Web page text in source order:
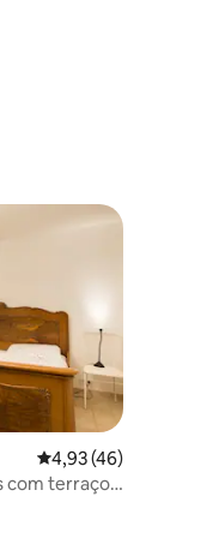
4,93 de uma
4,93 (46)
com terraço